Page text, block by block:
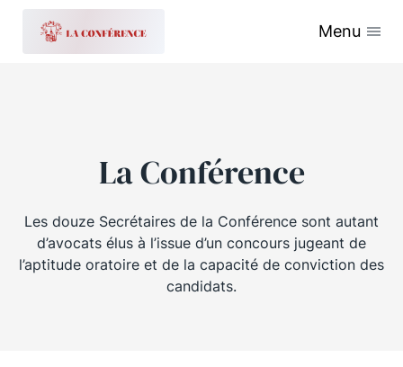
Menu
La Conférence
Les douze Secrétaires de la Conférence sont autant
d’avocats élus à l’issue d’un concours jugeant de
l’aptitude oratoire et de la capacité de conviction des
candidats.